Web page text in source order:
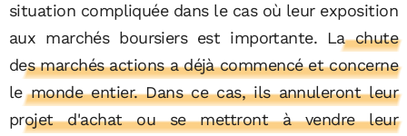
situation compliquée dans le cas où leur exposition
aux marchés boursiers est importante. La chute
des marchés actions a déjà commencé et concerne
le monde entier. Dans ce cas, ils annuleront leur
projet d'achat ou se mettront à vendre leur